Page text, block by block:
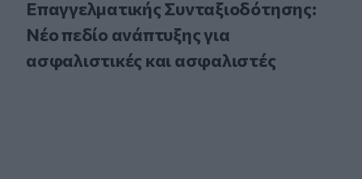
Επαγγελματικής Συνταξιοδότησης:
Νέο πεδίο ανάπτυξης για
ασφαλιστικές και ασφαλιστές